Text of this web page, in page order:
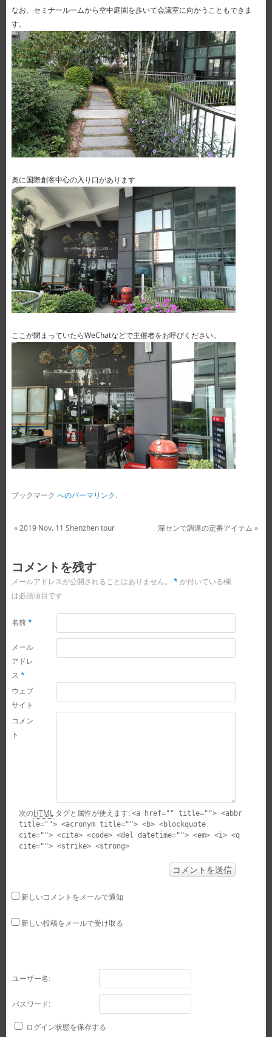
なお、セミナールームから空中庭園を歩いて会議室に向かうこともできま
す。
奥に国際創客中心の入り口があります
ここが閉まっていたらWeChatなどで主催者をお呼びください。
ブックマーク へのパーマリンク.
«2019 Nov. 11 Shenzhen tour 深センで調達の定番アイテム»
コメントを残す
メールアドレスが公開されることはありません。 * が付いている欄
は必須項目です
名前*
メール
アドレ
ス *
ウェブ
サイト
コメン
ト
次のHTMLタグと属性が使えます: <a href="" title=""> <abbr
title=""> <acronym title=""> <b> <blockquote
cite=""> <cite> <code> <del datetime=""> <em> <i> <q
cite=""> <strike> <strong>
新しいコメントをメールで通知
新しい投稿をメールで受け取る
ユーザー名:
パスワード:
ログイン状態を保存する